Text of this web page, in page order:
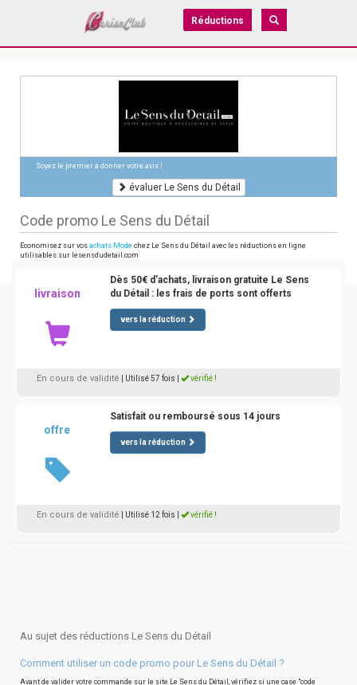
Réductions
Soyez le premier à donner votre avis !
évaluer Le Sens du Détail
Code promo Le Sens du Détail
Economisez sur vos achats Mode chez Le Sens du Détail avec les réductions en ligne
utilisables sur lesensdudetail.com
livraison
Dès 50€ d'achats, livraison gratuite Le Sens
du Détail : les frais de ports sont offerts
vers la réduction
En cours de validité | Utilisé 57 fois vérifié !
offre
Satisfait ou remboursé sous 14 jours
vers la réduction
En cours de validité | Utilisé 12 fois vérifié !
Au sujet des réductions Le Sens du Détail
Comment utiliser un code promo pour Le Sens du Détail ?
Avant de valider votre commande sur le site Le Sens du Détail, vérifiez si une case "code